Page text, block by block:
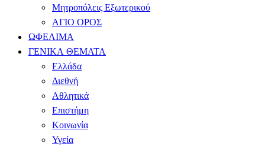
Μητροπόλεις Εξωτερικού
ΑΓΙΟ ΟΡΟΣ
ΩΦΕΛΙΜΑ
ΓΕΝΙΚΑ ΘΕΜΑΤΑ
Ελλάδα
Διεθνή
Αθλητικά
Επιστήμη
Κοινωνία
Υγεία